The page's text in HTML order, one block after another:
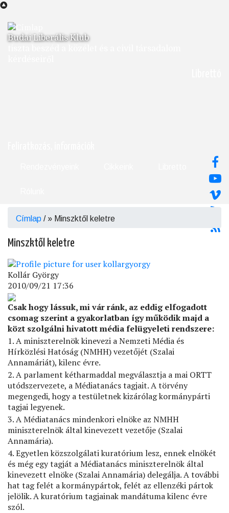
Ugrás
tartalomra
Budai Liberális Klub
Morzsa
Címlap / Minszktől keletre
Minszktől keletre
Kollár György
2010/09/21 17:36
Csak hogy lássuk, mi vár ránk, az eddig elfogadott
csomag szerint a gyakorlatban így működik majd a
közt szolgálni hivatott média felügyeleti rendszere:
1. A miniszterelnök kinevezi a Nemzeti Média és
Hírközlési Hatóság (NMHH) vezetőjét (Szalai
Annamáriát), kilenc évre.
2. A parlament kétharmaddal megválasztja a mai ORTT
utódszervezete, a Médiatanács tagjait. A törvény
megengedi, hogy a testületnek kizárólag kormánypárti
tagjai legyenek.
3. A Médiatanács mindenkori elnöke az NMHH
miniszterelnök által kinevezett vezetője (Szalai
Annamária).
4. Egyetlen közszolgálati kuratórium lesz, ennek elnökét
és még egy tagját a Médiatanács miniszterelnök által
kinevezett elnöke (Szalai Annamária) delegálja. A további
hat tag felét a kormánypártok, felét az ellenzéki pártok
jelölik. A kuratórium tagjainak mandátuma kilenc évre
szól.